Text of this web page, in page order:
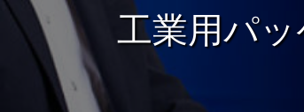
工業用パ